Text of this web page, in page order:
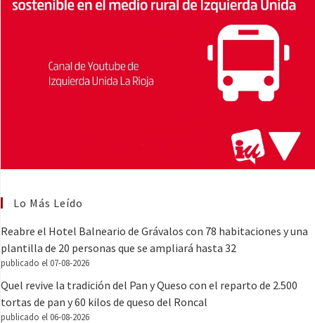
Lo Más Leído
Reabre el Hotel Balneario de Grávalos con 78 habitaciones y una
plantilla de 20 personas que se ampliará hasta 32
publicado el 07-08-2026
Quel revive la tradición del Pan y Queso con el reparto de 2.500
tortas de pan y 60 kilos de queso del Roncal
publicado el 06-08-2026